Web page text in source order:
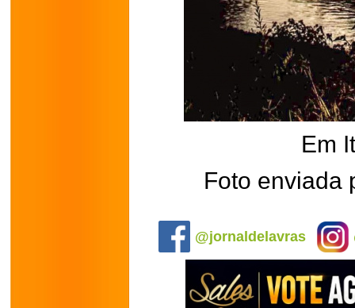
Em
Foto enviada
@jornaldelavras